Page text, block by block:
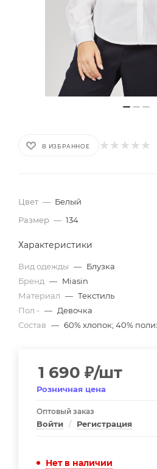
В ИЗБРАННОЕ
Цвет — Белый
Размер — 134
Характеристики
Вид одежды — Блузка
Бренд — Miasin
Материал — Текстиль
Пол - — Девочка
Состав — 60% хлопок; 40%
1 690 ₽/шт
Розничная цена
Оптовый заказ
Войти / Регистрация
Нет в наличии